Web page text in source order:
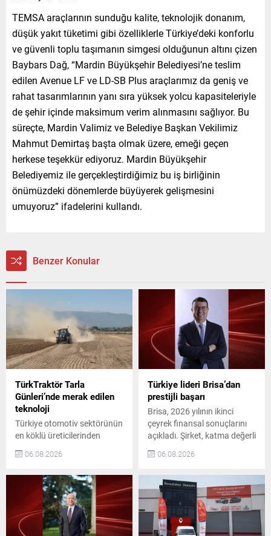
TEMSA araçlarının sunduğu kalite, teknolojik donanım,
düşük yakıt tüketimi gibi özelliklerle Türkiye’deki konforlu
ve güvenli toplu taşımanın simgesi olduğunun altını çizen
Baybars Dağ, “Mardin Büyükşehir Belediyesi’ne teslim
edilen Avenue LF ve LD-SB Plus araçlarımız da geniş ve
rahat tasarımlarının yanı sıra yüksek yolcu kapasiteleriyle
de şehir içinde maksimum verim alınmasını sağlıyor. Bu
süreçte, Mardin Valimiz ve Belediye Başkan Vekilimiz
Mahmut Demirtaş başta olmak üzere, emeği geçen
herkese teşekkür ediyoruz. Mardin Büyükşehir
Belediyemiz ile gerçekleştirdiğimiz bu iş birliğinin
önümüzdeki dönemlerde büyüyerek gelişmesini
umuyoruz” ifadelerini kullandı.
Benzer Konular
TürkTraktör Tarla
Günleri’nde merak edilen
teknoloji
Türkiye otomotiv sektörünün
en köklü üreticilerinden
Case IH markalarıyla
Günleri etkinliklerini başarıyla
tamamladı. 25 Haziran–25
Temmuz 2026 tarihleri
arasında 11 ilde, 12 farklı
noktada gerçekleştirilen
06.08.2026
Türkiye lideri Brisa’dan
prestijli başarı
Brisa, 2026 yılının ikinci
çeyrek finansal sonuçlarını
açıkladı. Şirket, katma değerli
dengeli satış kanalı yapısı ve
operasyonel ve finansal
performansını güçlendirdi.
Bu sayede dönemi 260
milyon TL net kâr ile
tamamladı. Brisa, yurtiçi
06.08.2026